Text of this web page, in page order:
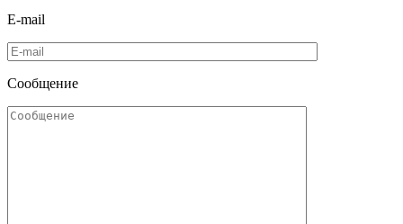
E-mail
Сообщение